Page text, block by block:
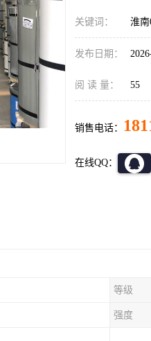
关键词： 淮
发布日期：
阅 读 量： 55
销售电话：
在线QQ：
等级
强度